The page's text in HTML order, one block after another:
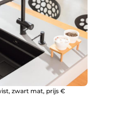
zwart mat, prijs €